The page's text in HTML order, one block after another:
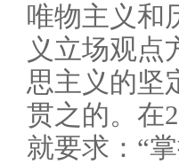
唯物主义和
义立场观点
思主义的坚
贯之的。在
就要求：“